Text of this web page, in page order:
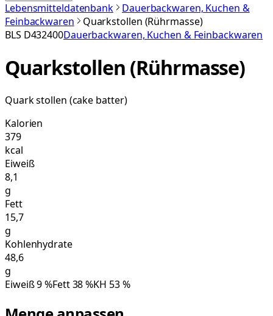
Lebensmitteldatenbank
Dauerbackwaren, Kuchen &
Feinbackwaren
Quarkstollen (Rührmasse)
BLS D432400Dauerbackwaren, Kuchen & Feinbackwaren
Quarkstollen (Rührmasse)
Quark stollen (cake batter)
Kalorien
379
kcal
Eiweiß
8,1
g
Fett
15,7
g
Kohlenhydrate
48,6
g
Eiweiß9%Fett38%KH 53%